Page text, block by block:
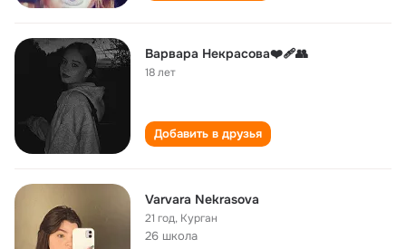
Варвара Некрасова❤️‍🩹👥
18 лет
Добавить в друзья
Varvara Nekrasova
21 год, Курган
26 школа